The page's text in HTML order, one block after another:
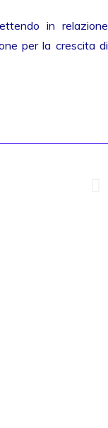
in relazione
per la crescita di